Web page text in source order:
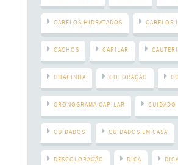
CABELOS HIDRATADOS CABELOS
CACHOS CAPILAR
CHAPINHA COLORAÇÃO
CRONOGRAMA CAPILAR CUIDADO
CUIDADOS CUIDADOS EM CASA
DESCOLORAÇÃO DICA